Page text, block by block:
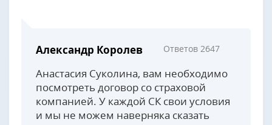
Александр Королев Ответов 2647
Анастасия Суколина, вам необходимо
посмотреть договор со страховой
компанией. У каждой СК свои условия
и мы не можем наверняка сказать